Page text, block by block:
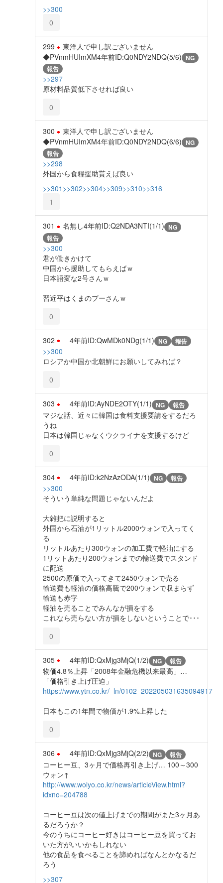
>>300
0
299
東洋人で申し訳ございません
◆PVnmHUImXM4年前ID:Q0NDY2NDQ(5/6) NG
報告
>>297
原材料品質低下させれば良い
0
300
東洋人で申し訳ございません
◆PVnmHUImXM4年前ID:Q0NDY2NDQ(6/6) NG
報告
>>298
外国から食糧援助貰えば良い
>>301 >>302>>304>>309>>310>>316
1
301 名無し4年前ID:Q2NDA3NTI(1/1) NG
報告
>>300
君が働きかけて
中国から援助してもらえばｗ
日本語変な2号さんｗ
習近平はくまのプーさんｗ
0
302 4年前ID:QwMDk0NDg(1/1) NG 報告
>>300
ロシアか中国か北朝鮮にお願いしてみれば？
0
303 4年前ID:AyNDE2OTY(1/1) NG 報告
マジな話、近々に韓国は食料支援要請をするだろ
うね
日本は韓国じゃなくウクライナを支援するけど
0
304 4年前ID:k2NzAzODA(1/1) NG 報告
>>300
そういう単純な問題じゃないんだよ
大雑把に説明すると
外国から石油が1リットル2000ウォンで入ってく
る
リットルあたり300ウォンの加工費で軽油にする
1リットあたり200ウォンまでの輸送費でスタンド
に配送
2500の原価で入ってきて2450ウォンで売る
輸送費も軽油の価格高騰で200ウォンで収まらず
輸送も赤字
軽油を売ることでみんなが損をする
これなら売らない方が損をしないということで･･･
0
305 4年前ID:QxMjg3MjQ(1/2) NG 報告
物価4.8％上昇「2008年金融危機以来最高」…
「価格引き上げ圧迫」
https://www.ytn.co.kr/_ln/0102_202205031635094917
日本もこの1年間で物価が1.9%上昇した
0
306 4年前ID:QxMjg3MjQ(2/2) NG 報告
コーヒー豆、3ヶ月で価格再引き上げ… 100～300
ウォン↑
http://www.wolyo.co.kr/news/articleView.html?
idxno=204788
コーヒー豆は次の値上げまでの期間がまた3ヶ月あ
るだろうか？
今のうちにコーヒー好きはコーヒー豆を買ってお
いた方がいいかもしれない
他の食品を食べることを諦めればなんとかなるだ
ろう
>>307